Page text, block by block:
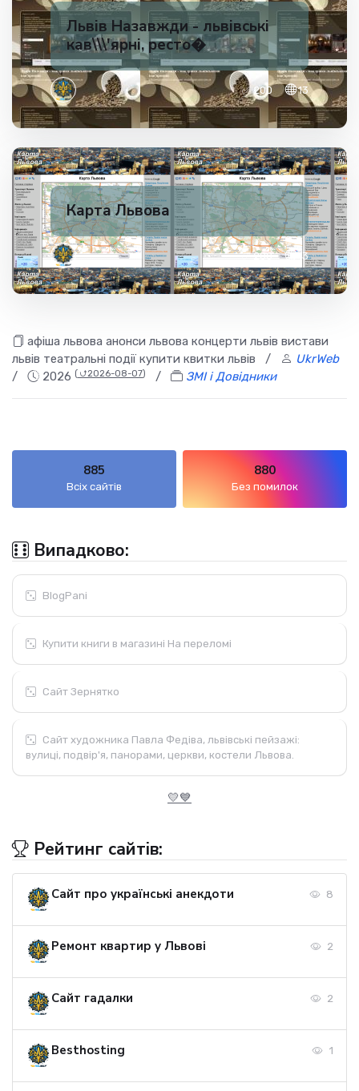
Львів Назавжди - львівські
кав\\\'ярні, ресто�
✅ 200 13
Карта Львова
✅ 200 13
афіша львова анонси львова концерти львів вистави
львів театральні події купити квитки львів /
UkrWeb
/
2026 ( ⮍2026-08-07) / ЗМІ і Довідники
885
Всіх сайтів
880
Без помилок
Випадково:
BlogPani
Купити книги в магазині На переломі
Сайт Зернятко
Сайт художника Павла Федіва, львівські пейзажі:
вулиці, подвір'я, панорами, церкви, костели Львова.
💛💙
Рейтинг сайтів:
Сайт про українські анекдоти 8
Ремонт квартир у Львові 2
Сайт гадалки 2
Besthosting 1